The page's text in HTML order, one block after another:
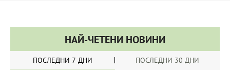
НАЙ-ЧЕТЕНИ НОВИНИ
ПОСЛЕДНИ 7 ДНИ ПОСЛЕДНИ 30 ДНИ